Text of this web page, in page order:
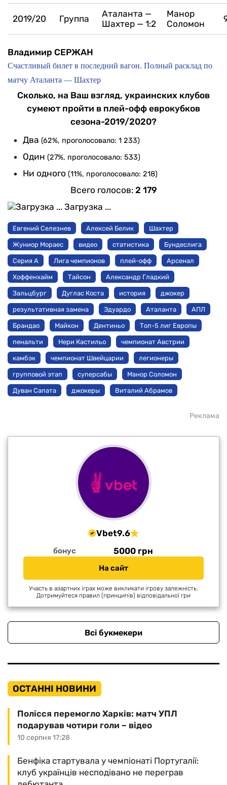
2019/20 Группа
Аталанта —
Шахтер — 1:2
Манор
Соломон
Владимир СЕРЖАН
Счастливый билет в последний вагон. Полный расклад по
матчу Аталанта — Шахтер
Сколько, на Ваш взгляд, украинских клубов
сумеют пройти в плей-офф еврокубков
сезона-2019/2020?
Два (62%, проголосовало: 1 233)
Один (27%, проголосовало: 533)
Ни одного (11%, проголосовало: 218)
Всего голосов: 2 179
Загрузка ...
Евгений Селезнев Алексей Белик Шахтер
Жуниор Мораес видео статистика Бундеслига
Серия А Лига чемпионов плей-офф Арсенал
Хоффенхайм Тайсон Александр Гладкий
Зальцбург Дуглас Коста история джокер
результативная замена Эдуардо Аталанта АПЛ
Брандао Майкон Дентиньо Топ-5 лиг Европы
пенальти Нери Кастильо чемпионат Австрии
камбэк чемпионат Швейцарии легионеры
групповой этап суперсабы Манор Соломон
Дуван Сапата джокеры Виталий Абрамов
Реклама
Vbet9.6
бонус 5000 грн
На сайт
Участь в азартних іграх може викликати ігрову залежність.
Дотримуйтеся правил (принципів) відповідальної гри
Всі букмекери
ОСТАННІ НОВИНИ
10 серпня 17:28
Полісся перемогло Харків: матч УПЛ
подарував чотири голи – відео
Бенфіка стартувала у чемпіонаті Португалії:
клуб українців несподівано не переграв